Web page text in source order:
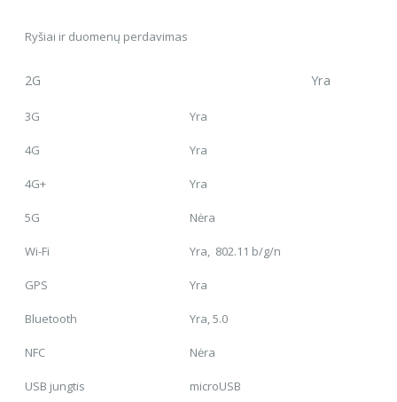
Ryšiai ir duomenų perdavimas
2G Yra
3G Yra
4G Yra
4G+ Yra
5G Nėra
Wi-Fi Yra, 802.11 b/g/n
GPS Yra
Bluetooth Yra, 5.0
NFC Nėra
USB jungtis microUSB